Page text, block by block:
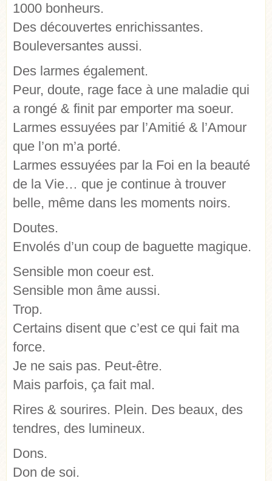
1000 bonheurs.
Des découvertes enrichissantes.
Bouleversantes aussi.
Des larmes également.
Peur, doute, rage face à une maladie qui
a rongé & finit par emporter ma soeur.
Larmes essuyées par l’Amitié & l’Amour
que l’on m’a porté.
Larmes essuyées par la Foi en la beauté
de la Vie… que je continue à trouver
belle, même dans les moments noirs.
Doutes.
Envolés d’un coup de baguette magique.
Sensible mon coeur est.
Sensible mon âme aussi.
Trop.
Certains disent que c’est ce qui fait ma
force.
Je ne sais pas. Peut-être.
Mais parfois, ça fait mal.
Rires & sourires. Plein. Des beaux, des
tendres, des lumineux.
Dons.
Don de soi.